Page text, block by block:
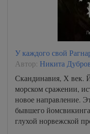
У каждого свой
Автор: Никита
Скандинавия, Х век.
морском сражении,
новое направление.
бывшего
глухой норвежской